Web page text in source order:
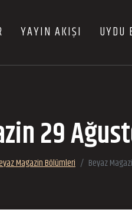
YAYIN AKIŞI UYDU
29
Magazin Bölümleri Beyaz